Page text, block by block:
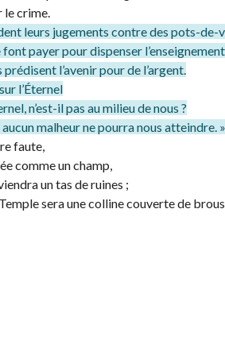
le crime.
leurs jugements contre des pots-de-
payer pour dispenser l’enseignement,
l’avenir pour de l’argent.
l’Éternel
n’est-il pas au milieu de nous ?
malheur ne pourra nous atteindre. »
faute,
comme un champ,
un tas de ruines ;
sera une colline couverte de